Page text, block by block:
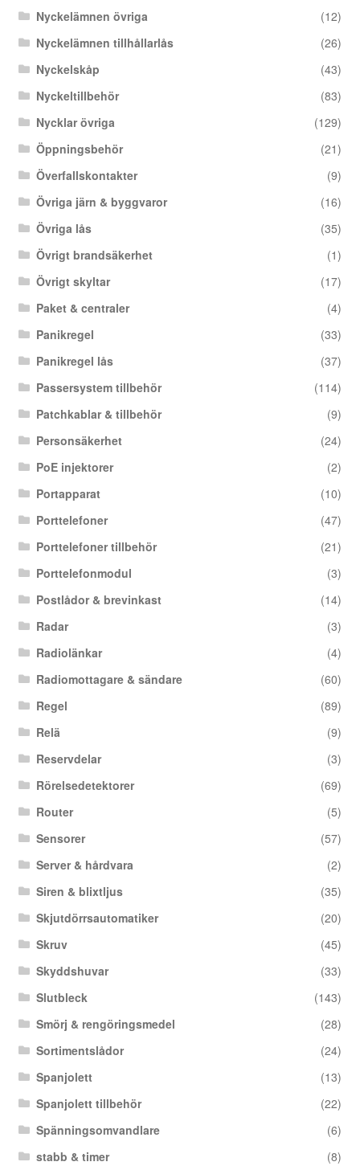
Nyckelämnen övriga
(12)
Nyckelämnen tillhållarlås
(26)
Nyckelskåp
(43)
Nyckeltillbehör
(83)
Nycklar övriga
(129)
Öppningsbehör
(21)
Överfallskontakter
(9)
Övriga järn & byggvaror
(16)
Övriga lås
(35)
Övrigt brandsäkerhet
(1)
Övrigt skyltar
(17)
Paket & centraler
(4)
Panikregel
(33)
Panikregel lås
(37)
Passersystem tillbehör
(114)
Patchkablar & tillbehör
(9)
Personsäkerhet
(24)
PoE injektorer
(2)
Portapparat
(10)
Porttelefoner
(47)
Porttelefoner tillbehör
(21)
Porttelefonmodul
(3)
Postlådor & brevinkast
(14)
Radar
(3)
Radiolänkar
(4)
Radiomottagare & sändare
(60)
Regel
(89)
Relä
(9)
Reservdelar
(3)
Rörelsedetektorer
(69)
Router
(5)
Sensorer
(57)
Server & hårdvara
(2)
Siren & blixtljus
(35)
Skjutdörrsautomatiker
(20)
Skruv
(45)
Skyddshuvar
(33)
Slutbleck
(143)
Smörj & rengöringsmedel
(28)
Sortimentslådor
(24)
Spanjolett
(13)
Spanjolett tillbehör
(22)
Spänningsomvandlare
(6)
stabb & timer
(8)